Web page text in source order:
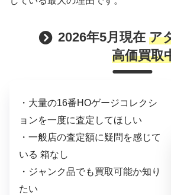
2026年5月現在ア
高価買取
・大量の16番HOゲージコレクシ
ョンを一度に査定してほしい
・一般店の査定額に疑問を感じて
いる 箱なし
・ジャンク品でも買取可能か知り
たい